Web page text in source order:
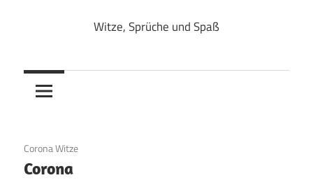
Witze, Sprüche und Spaß
19. Juni 2020
Corona Witze
Corona